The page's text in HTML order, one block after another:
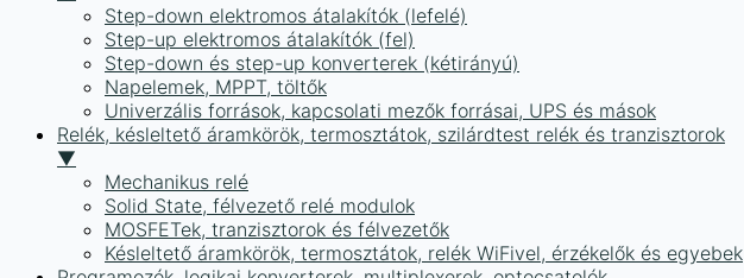
Step-down elektromos átalakítók (lefelé)
Step-up elektromos átalakítók (fel)
Step-down és step-up konverterek (kétirányú)
Napelemek, MPPT, töltők
Univerzális források, kapcsolati mezők forrásai, UPS és mások
Relék, késleltető áramkörök, termosztátok, szilárdtest relék és tranzisztorok
▼
Mechanikus relé
Solid State, félvezető relé modulok
MOSFETek, tranzisztorok és félvezetők
Késleltető áramkörök, termosztátok, relék WiFivel, érzékelők és egyebek